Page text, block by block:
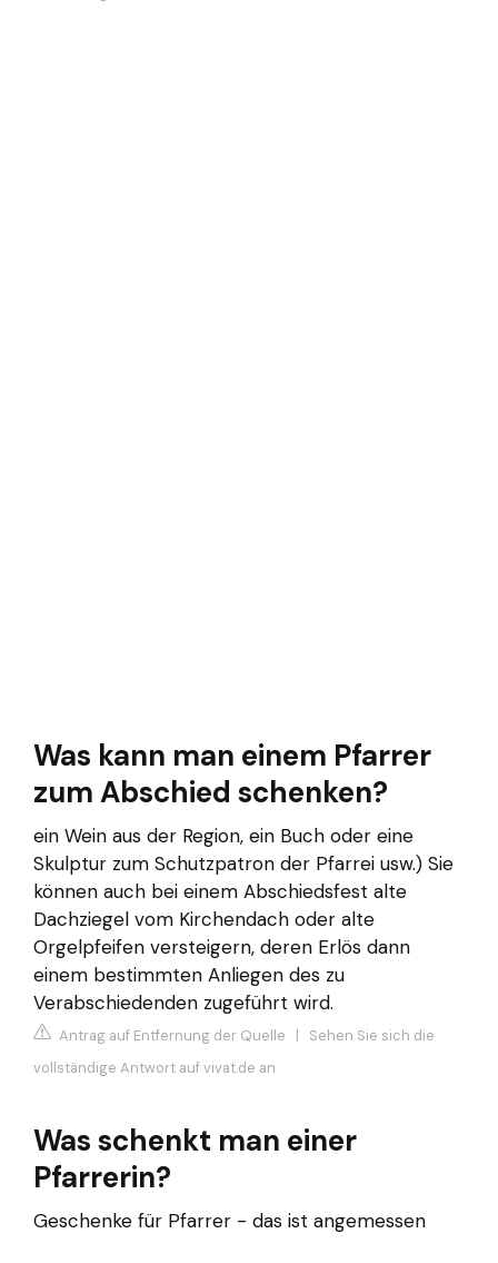
Was kann man einem Pfarrer
zum Abschied schenken?
ein Wein aus der Region, ein Buch oder eine
Skulptur zum Schutzpatron der Pfarrei usw.) Sie
können auch bei einem Abschiedsfest alte
Dachziegel vom Kirchendach oder alte
Orgelpfeifen versteigern, deren Erlös dann
einem bestimmten Anliegen des zu
Verabschiedenden zugeführt wird.
Antrag auf Entfernung der Quelle | Sehen Sie sich die
vollständige Antwort auf vivat.de an
Was schenkt man einer
Pfarrerin?
Geschenke für Pfarrer - das ist angemessen